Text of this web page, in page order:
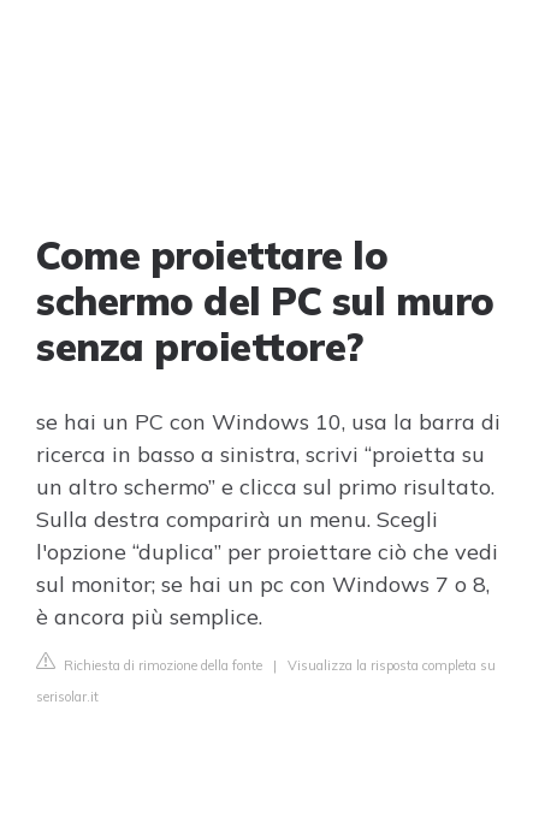
Come proiettare lo
schermo del PC sul muro
senza proiettore?
se hai un PC con Windows 10, usa la barra di
ricerca in basso a sinistra, scrivi “proietta su
un altro schermo” e clicca sul primo risultato.
Sulla destra comparirà un menu. Scegli
l'opzione “duplica” per proiettare ciò che vedi
sul monitor; se hai un pc con Windows 7 o 8,
è ancora più semplice.
Richiesta di rimozione della fonte | Visualizza la risposta completa su
serisolar.it